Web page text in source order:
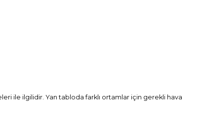
ile ilgilidir. Yan tabloda farklı ortamlar için gerekli hava